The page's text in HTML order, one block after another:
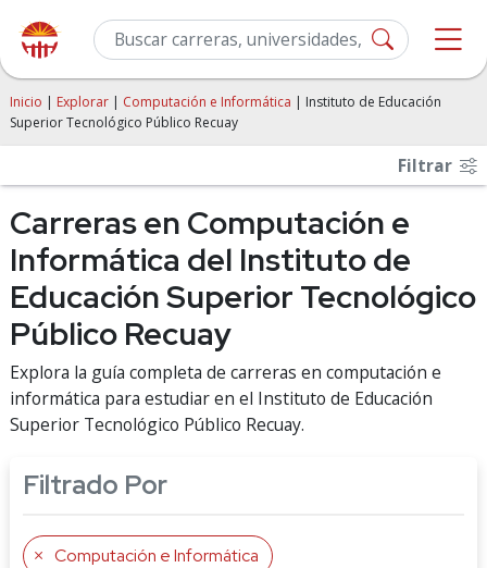
Inicio | Explorar | Computación e Informática | Instituto de Educación
Superior Tecnológico Público Recuay
Filtrar
Carreras en Computación e
Informática del Instituto de
Educación Superior Tecnológico
Público Recuay
Explora la guía completa de carreras en computación e
informática para estudiar en el Instituto de Educación
Superior Tecnológico Público Recuay.
Filtrado Por
Computación e Informática